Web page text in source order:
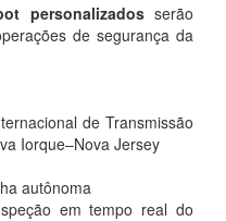
personalizadosserão
de segurança da
de Transmissão
Iorque–Nova Jersey
autônoma
em tempo real do